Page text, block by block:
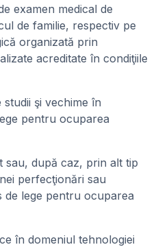
examen medical de
de familie, respectiv pe
organizată prin
acreditate în condiţiile
şi vechime în
pentru ocuparea
sau, după caz, prin alt tip
perfecţionări sau
de lege pentru ocuparea
în domeniul tehnologiei